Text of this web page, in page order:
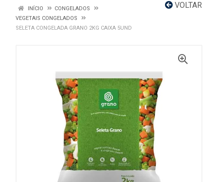
VOLTAR
INÍCIO
CONGELADOS
VEGETAIS CONGELADOS
SELETA CONGELADA GRANO 2KG CAIXA 5UND